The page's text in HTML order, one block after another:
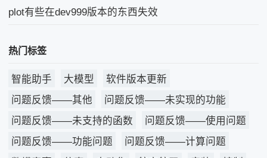
plot有些在dev999版本的东西失效
热门标签
智能助手 大模型
软件版本更新
问题反馈——其他
问题反馈——未实现的功能
问题反馈——未支持的函数
问题反馈——使用问题
问题反馈——功能问题
问题反馈——计算问题